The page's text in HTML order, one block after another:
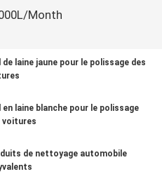
Month
de laine jaune pour le polissage des
en laine blanche pour le polissage
voitures
de nettoyage automobile